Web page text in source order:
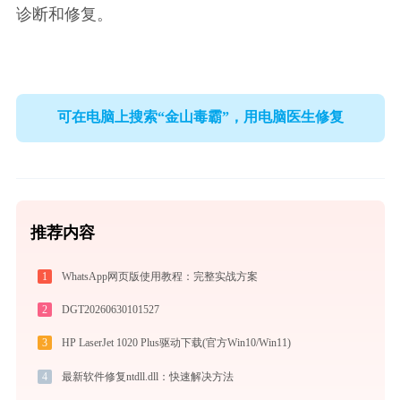
诊断和修复。
可在电脑上搜索“金山毒霸”，用电脑医生修复
推荐内容
1 WhatsApp网页版使用教程：完整实战方案
2 DGT20260630101527
3 HP LaserJet 1020 Plus驱动下载(官方Win10/Win11)
4 最新软件修复ntdll.dll：快速解决方法